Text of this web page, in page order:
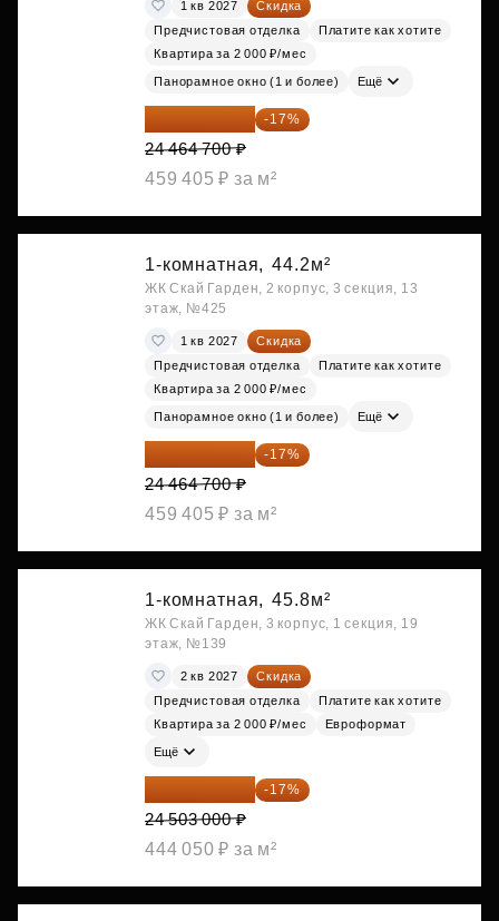
1 кв 2027
Скидка
Предчистовая отделка
Платите как хотите
Квартира за 2 000 ₽/мес
Панорамное окно (1 и более) Ещё
20 305 701 ₽ -17%
24 464 700 ₽
459 405 ₽ за м²
1-комнатная, 44.2м²
ЖК Скай Гарден, 2 корпус, 3 секция, 13
этаж, №425
1 кв 2027
Скидка
Предчистовая отделка
Платите как хотите
Квартира за 2 000 ₽/мес
Панорамное окно (1 и более) Ещё
20 305 701 ₽ -17%
24 464 700 ₽
459 405 ₽ за м²
1-комнатная, 45.8м²
ЖК Скай Гарден, 3 корпус, 1 секция, 19
этаж, №139
2 кв 2027
Скидка
Предчистовая отделка
Платите как хотите
Квартира за 2 000 ₽/мес
Евроформат
Ещё
20 337 490 ₽ -17%
24 503 000 ₽
444 050 ₽ за м²